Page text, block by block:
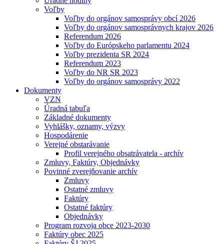
Voľby
Voľby do orgánov samosprávy obcí 2026
Voľby do orgánov samosprávnych krajov 2026
Referendum 2026
Voľby do Európskeho parlamentu 2024
Voľby prezidenta SR 2024
Referendum 2023
Voľby do NR SR 2023
Voľby do orgánov samosprávy 2022
Dokumenty
VZN
Úradná tabuľa
Základné dokumenty
Vyhlášky, oznamy, výzvy
Hospodárenie
Verejné obstarávanie
Profil verejného obsatrávatela - archív
Zmluvy, Faktúry, Objednávky
Povinné zverejňovanie archív
Zmluvy
Ostatné zmluvy
Faktúry
Ostatné faktúry
Objednávky
Program rozvoja obce 2023-2030
Faktúry obec 2025